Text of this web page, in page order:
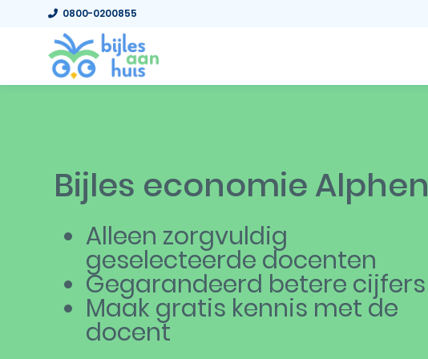
0800-0200855
Bijles economie Alphen
Alleen zorgvuldig
geselecteerde docenten
Gegarandeerd betere cijfers
Maak gratis kennis met de
docent